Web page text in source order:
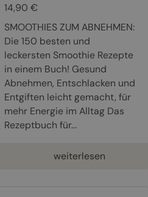
14,90 €
SMOOTHIES ZUM ABNEHMEN:
Die 150 besten und
leckersten Smoothie Rezepte
in einem Buch! Gesund
Abnehmen, Entschlacken und
Entgiften leicht gemacht, für
mehr Energie im Alltag Das
Rezeptbuch für...
weiterlesen